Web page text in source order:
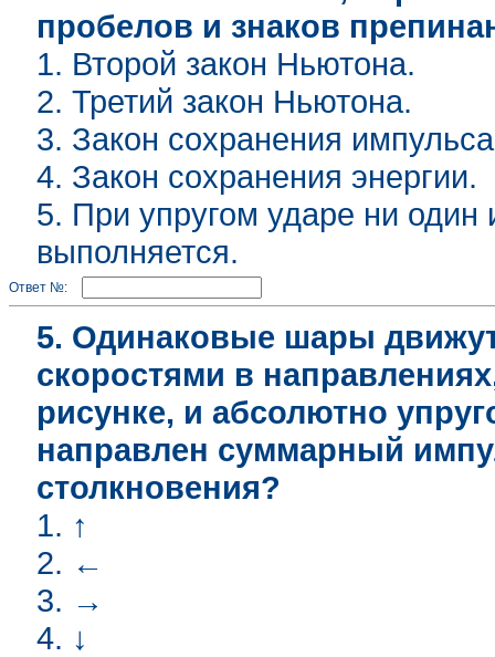
пробелов и знаков
1. Второй закон Ньютона.
2. Третий закон Ньютона.
3. Закон сохранения
4. Закон сохранения энергии.
5. При упругом ударе ни один
выполняется.
Ответ №:
5. Одинаковые шары
скоростями в
рисунке, и абсолютно
направлен суммарный
столкновения?
1. ↑
2. ←
3. →
4. ↓